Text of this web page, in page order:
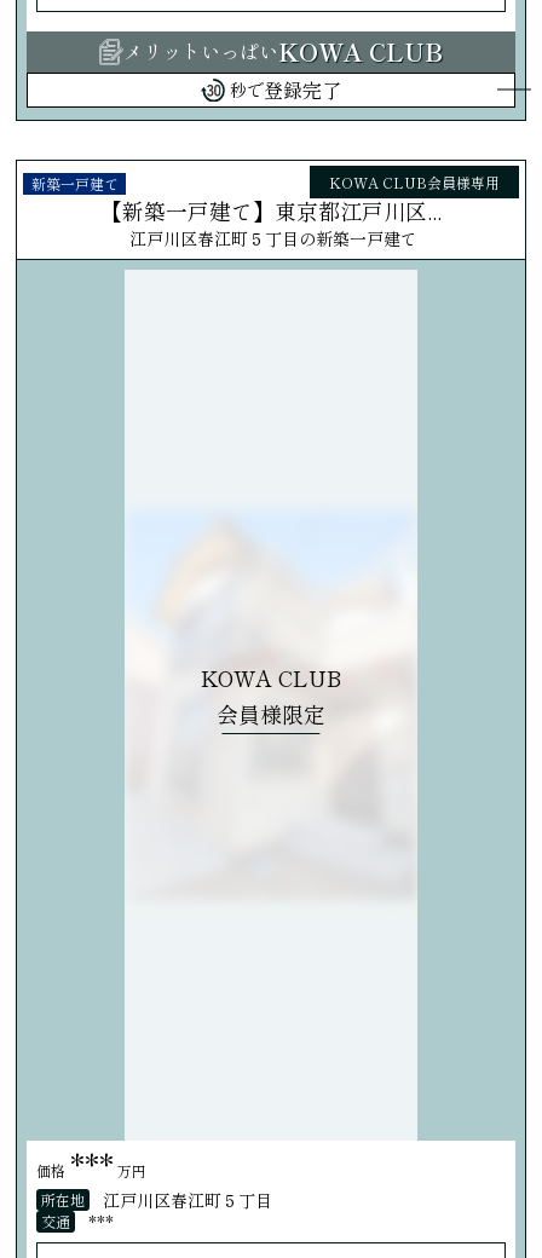
メリットいっぱいKOWA CLUB
秒で登録完了
新築一戸建て
【新築一戸建て】東京都江戸川区...
江戸川区春江町５丁目の新築一戸建て
KOWA CLUB会員様専用
KOWA CLUB
会員様限定
価格 *** 万円
所在地
江戸川区春江町５丁目
交通
***